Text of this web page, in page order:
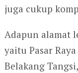
juga cukup
Adapun alamat
yaitu Pasar
Belakang